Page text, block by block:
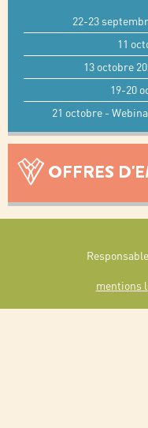
22-23
11
13 octobre
19-20
21 octobre -
OFFRES
mentions